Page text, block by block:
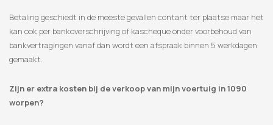
Betaling geschiedt in de meeste gevallen contant ter plaatse maar het
kan ook per bankoverschrijving of kascheque onder voorbehoud van
bankvertragingen vanaf dan wordt een afspraak binnen 5 werkdagen
gemaakt.
Zijn er extra kosten bij de verkoop van mijn voertuig in 1090
worpen?